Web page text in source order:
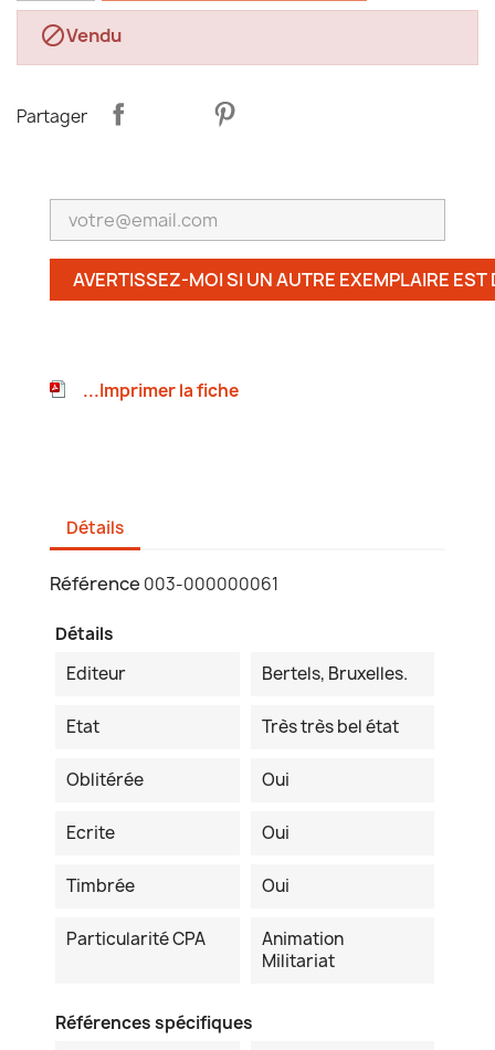
Vendu
Partager
AVERTISSEZ-MOI SI UN AUTRE EXEMPLAIRE EST
...Imprimer la fiche
Détails
Référence 003-000000061
Détails
Editeur
Bertels, Bruxelles.
Etat Très très bel état
Oblitérée Oui
Ecrite Oui
Timbrée Oui
Particularité CPA
Animation
Militariat
Références spécifiques